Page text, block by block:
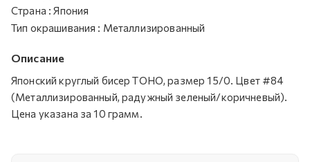
Страна : Япония
Тип окрашивания : Металлизированный
Описание
Японский круглый бисер TOHO, размер 15/0. Цвет #84
(Металлизированный, радужный зеленый/коричневый).
Цена указана за 10 грамм.